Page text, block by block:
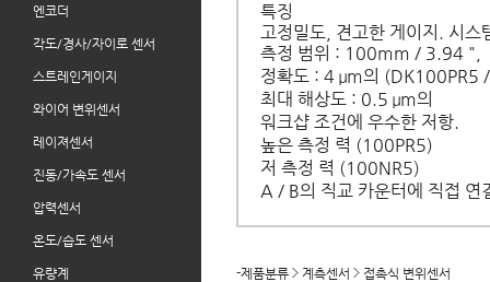
엔코더
각도/경사/자이로 센서
스트레인게이지
와이어 변위센서
레이져센서
진동/가속도 센서
압력센서
온도/습도 센서
유량계
특징
고정밀도, 견고한 게이지. 시스
측정 범위 : 100mm / 3.94 ",
정확도 : 4 μm의 (DK100PR5
최대 해상도 : 0.5 μm의
워크샵 조건에 우수한 저항.
높은 측정 력 (100PR5)
저 측정 력 (100NR5)
A / B의 직교 카운터에 직접 연
-제품분류 계측센서 접촉식 변위센서